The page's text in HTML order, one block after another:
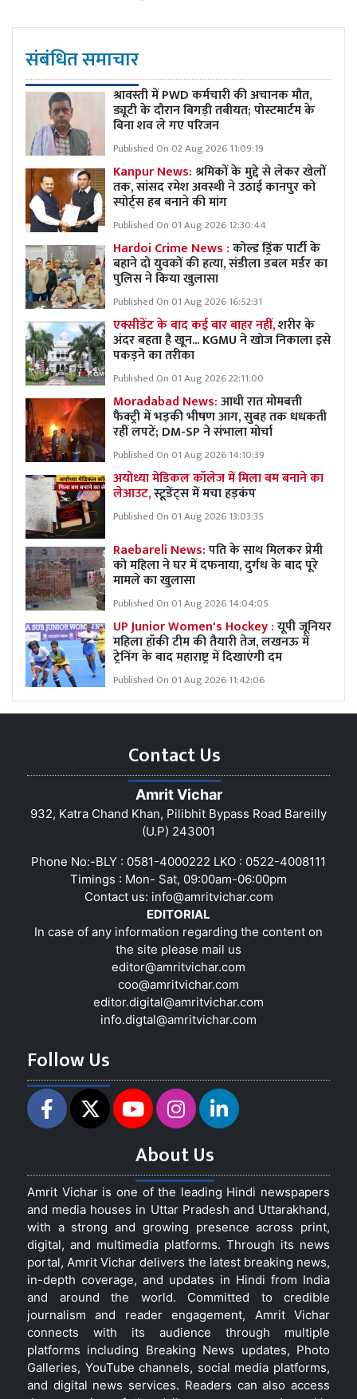
संबंधित समाचार
श्रावस्ती में PWD कर्मचारी की अचानक मौत,
ड्यूटी के दौरान बिगड़ी तबीयत; पोस्टमार्टम के
बिना शव ले गए परिजन
Published On 02 Aug 2026 11:09:19
Kanpur News:श्रमिकों के मुद्दे से लेकर खेलों
तक, सांसद रमेश अवस्थी ने उठाई कानपुर को
स्पोर्ट्स हब बनाने की मांग
Published On 01 Aug 2026 12:30:44
Hardoi Crime News :कोल्ड ड्रिंक पार्टी के
बहाने दो युवकों की हत्या, संडीला डबल मर्डर का
पुलिस ने किया खुलासा
Published On 01 Aug 2026 16:52:31
एक्सीडेंट के बाद कई बार बाहर नहीं,शरीर के
अंदर बहता है खून... KGMU ने खोज निकाला इसे
पकड़ने का तरीका
Published On 01 Aug 2026 22:11:00
Moradabad News:आधी रात मोमबत्ती
फैक्ट्री में भड़की भीषण आग, सुबह तक धधकती
रहीं लपटें; DM-SP ने संभाला मोर्चा
Published On 01 Aug 2026 14:10:39
अयोध्या मेडिकल कॉलेज में मिला बम बनाने का
लेआउट,स्टूडेंट्स में मचा हड़कंप
Published On 01 Aug 2026 13:03:35
Raebareli News:पति के साथ मिलकर प्रेमी
को महिला ने घर में दफनाया, दुर्गध के बाद पूरे
मामले का खुलासा
Published On 01 Aug 2026 14:04:05
UP Junior Women's Hockey :यूपी जूनियर
महिला हॉकी टीम की तैयारी तेज, लखनऊ में
ट्रेनिंग के बाद महाराष्ट्र में दिखाएंगी दम
Published On 01 Aug 2026 11:42:06
Contact Us
Amrit Vichar
932, Katra Chand Khan, Pilibhit Bypass Road Bareilly
(U.P) 243001
Phone No:-BLY : 0581-4000222 LKO : 0522-4008111
Timings : Mon- Sat, 09:00am-06:00pm
Contact us: info@amritvichar.com
EDITORIAL
In case of any information regarding the content on
the site please mail us
editor@amritvichar.com
coo@amritvichar.com
editor.digital@amritvichar.com
info.digtal@amritvichar.com
Follow Us
About Us
Amrit Vichar is one of the leading Hindi newspapers
and media houses in Uttar Pradesh and Uttarakhand,
with a strong and growing presence across print,
digital, and multimedia platforms. Through its news
portal, Amrit Vichar delivers the latest breaking news,
in-depth coverage, and updates in Hindi from India
and around the world. Committed to credible
journalism and reader engagement, Amrit Vichar
connects with its audience through multiple
platforms including Breaking News updates, Photo
Galleries, YouTube channels, social media platforms,
and digital news services. Readers can also access